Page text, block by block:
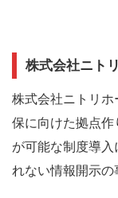
株式会社ニト
株式会社ニトリ
保に向けた拠点
が可能な制度導
れない情報開示の